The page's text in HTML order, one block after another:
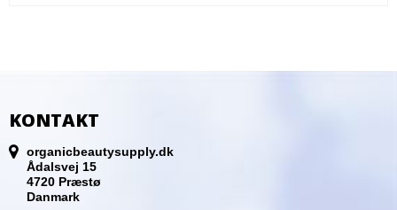
KONTAKT
organicbeautysupply.dk
Ådalsvej 15
4720 Præstø
Danmark